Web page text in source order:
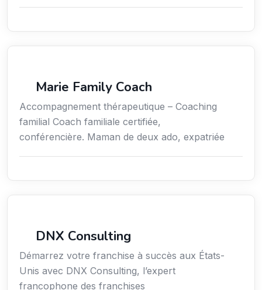
Marie Family Coach
Accompagnement thérapeutique – Coaching
familial Coach familiale certifiée,
conférencière. Maman de deux ado, expatriée
DNX Consulting
Démarrez votre franchise à succès aux États-
Unis avec DNX Consulting, l’expert
francophone des franchises